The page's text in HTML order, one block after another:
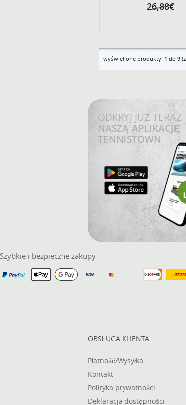
26,88€
wyświetlone produkty: 1 do 9 (z
ODKRYJ JUŻ TERAZ
NASZĄ APLIKACJĘ
TENNISTOWN
Szybkie i bezpieczne zakupy
OBSŁUGA KLIENTA
Płatność/Wysyłka
Kontakt
Polityka prywatności
Deklaracja dostępności